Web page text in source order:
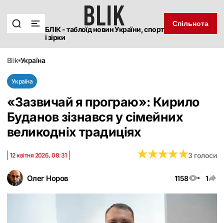
БЛІК - таблоїд новин України, спорт
і зірки
Спільнота
blik україна
Україна
«Зазвичай я програю»: Кирило
Буданов зізнався у сімейних
великодніх традиціях
Олег Норов 1158 1
12 квітня 2026, 08:31 ★★★★★
★★★★★3 голоси